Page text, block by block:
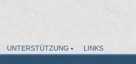
UNTERSTÜTZUNG
LINKS